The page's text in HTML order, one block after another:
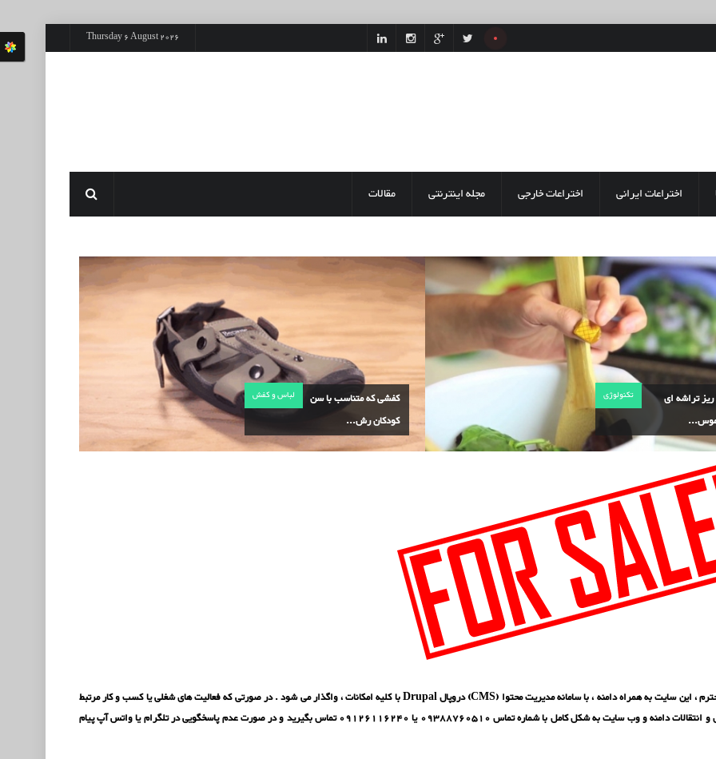
Thursday 6 August 2026
اختراعات ایرانی اختراعات خارجی مجله اینترنتی مقالات
لباس و کفش
کفشی که متناسب با سن
کودکان رش...
تکنولوژی
NailO ریز تراشه ای
موس...
بازدید کننده محترم ، این سایت به همراه دامنه ، با سامانه مدیریت محتوا (CMS) دروپال Drupal با کلیه امکانات ، واگذار می شود . در صورتی که فعالیت های شغلی یا کسب و کار مرتبط
دارید برای نقل و انتقالات دامنه و وب سایت به شکل کامل با شماره تماس 09388760510 یا 09126116240 تماس بگیرید و در صورت عدم پاسخگویی در تلگرام یا واتس آپ پیام